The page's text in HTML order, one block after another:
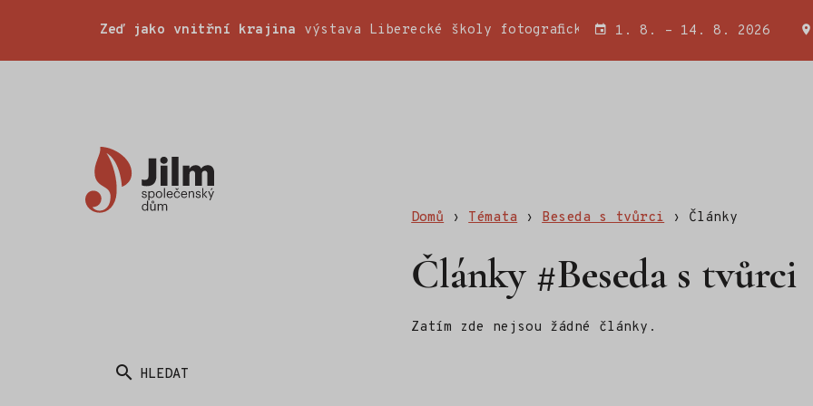
Zeď jako vnitřní krajina výstava Liberecké školy fotografické a Wojciecha Miatkowského
1. 8. – 14. 8. 2026
HLEDAT
Domů›Témata›Beseda s tvůrci› Články
Články #Beseda s tvůrci
Zatím zde nejsou žádné články.